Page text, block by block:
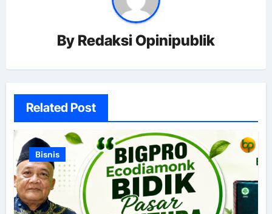
By Redaksi Opinipublik
Related Post
Bisnis